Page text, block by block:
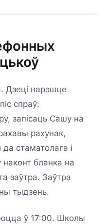
Дзеці нарэшце
спраў:
запісаць Сашу на
рахунак,
стаматолага і
бланка на
заўтра. Заўтра
тыдзень.
ў 17:00. Школы